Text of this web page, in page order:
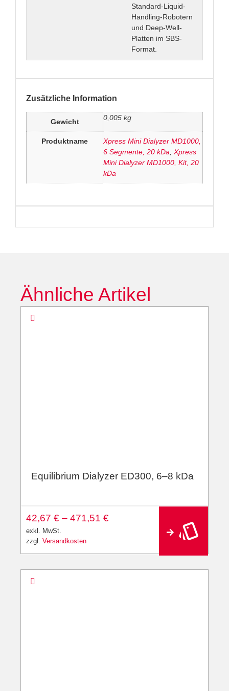
Standard-Liquid-
Handling-Robotern
und Deep-Well-
Platten im SBS-
Format.
Zusätzliche Information
Gewicht 0,005 kg
Produktname
Xpress Mini Dialyzer MD1000,
6 Segmente, 20 kDa Xpress
Mini Dialyzer MD1000, Kit, 20
kDa
Ähnliche Artikel
Equilibrium Dialyzer ED300, 6–8 kDa
42,67 € – 471,51 €
exkl. MwSt.
zzgl. Versandkosten